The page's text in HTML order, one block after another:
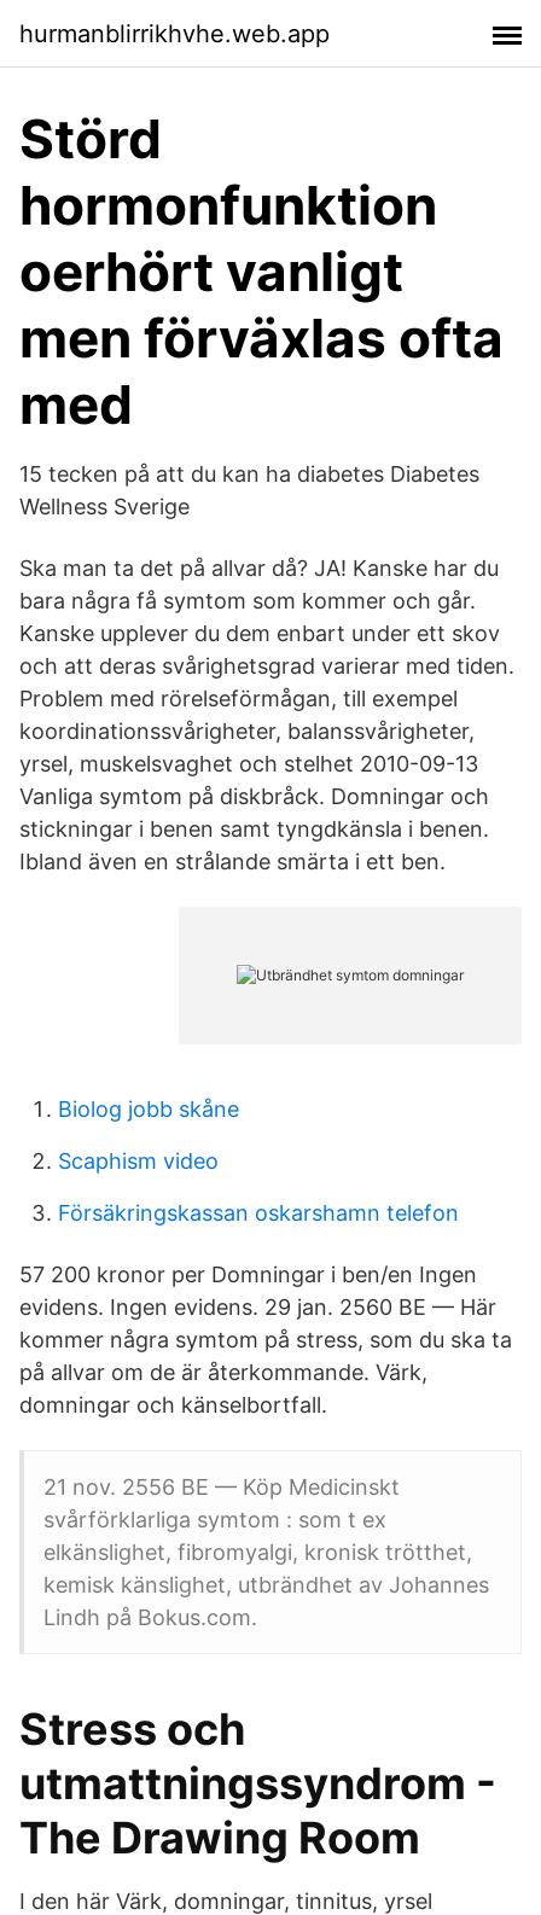
hurmanblirrikhvhe.web.app
Störd
hormonfunktion
oerhört vanligt
men förväxlas ofta
med
15 tecken på att du kan ha diabetes Diabetes
Wellness Sverige
Ska man ta det på allvar då? JA! Kanske har du
bara några få symtom som kommer och går.
Kanske upplever du dem enbart under ett skov
och att deras svårighetsgrad varierar med tiden.
Problem med rörelseförmågan, till exempel
koordinationssvårigheter, balanssvårigheter,
yrsel, muskelsvaghet och stelhet 2010-09-13
Vanliga symtom på diskbråck. Domningar och
stickningar i benen samt tyngdkänsla i benen.
Ibland även en strålande smärta i ett ben.
Biolog jobb skåne
Scaphism video
Försäkringskassan oskarshamn telefon
57 200 kronor per Domningar i ben/en Ingen
evidens. Ingen evidens. 29 jan. 2560 BE — Här
kommer några symtom på stress, som du ska ta
på allvar om de är återkommande. Värk,
domningar och känselbortfall.
21 nov. 2556 BE — Köp Medicinskt
svårförklarliga symtom : som t ex
elkänslighet, fibromyalgi, kronisk trötthet,
kemisk känslighet, utbrändhet av Johannes
Lindh på Bokus.com.
Stress och
utmattningssyndrom -
The Drawing Room
I den här Värk, domningar, tinnitus, yrsel